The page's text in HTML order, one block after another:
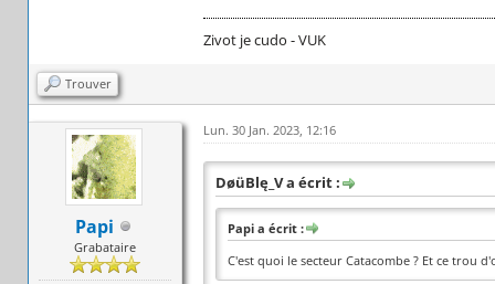
Zivot je cudo - VUK
Trouver
Papi
Grabataire
Lun. 30 Jan. 2023, 12:16
DøüBlę_V a écrit :
Papi a écrit :
C'est quoi le secteur Catacombe ? Et ce trou